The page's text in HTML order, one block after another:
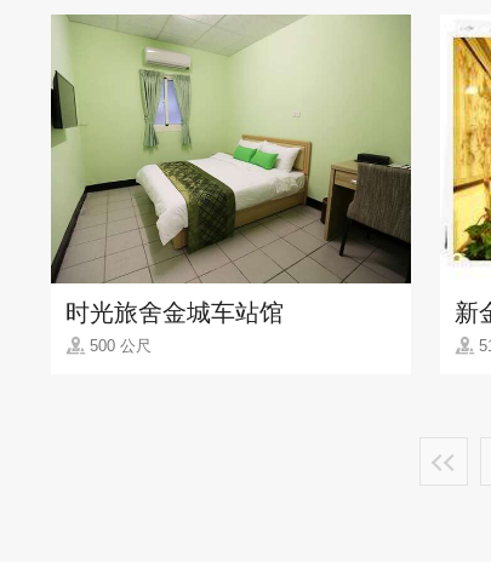
时光旅舍金城车站馆
500 公尺
新